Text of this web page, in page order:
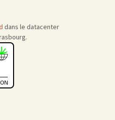
dans le datacenter